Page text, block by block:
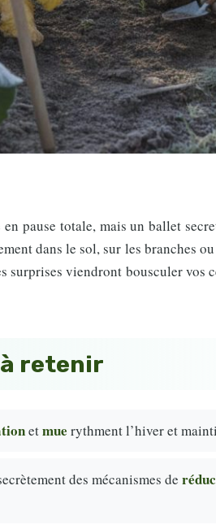
pause totale, mais un ballet
dans le sol, sur les branches
surprises viendront bousculer vos
à retenir
etmue rythment l’hiver et
des mécanismes de